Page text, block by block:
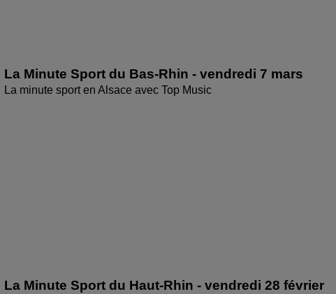
La Minute Sport du Bas-Rhin - vendredi 7 mars
La minute sport en Alsace avec Top Music
La Minute Sport du Haut-Rhin - vendredi 28 février